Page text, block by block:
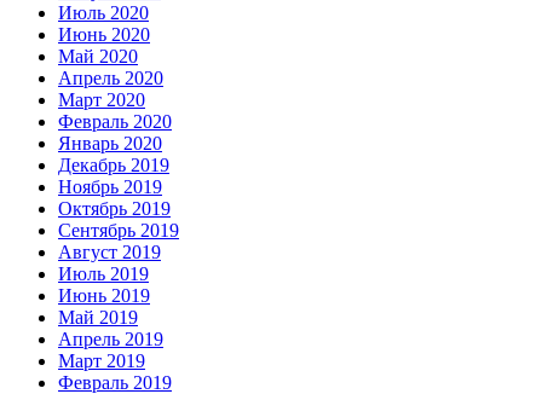
Июль 2020
Июнь 2020
Май 2020
Апрель 2020
Март 2020
Февраль 2020
Январь 2020
Декабрь 2019
Ноябрь 2019
Октябрь 2019
Сентябрь 2019
Август 2019
Июль 2019
Июнь 2019
Май 2019
Апрель 2019
Март 2019
Февраль 2019